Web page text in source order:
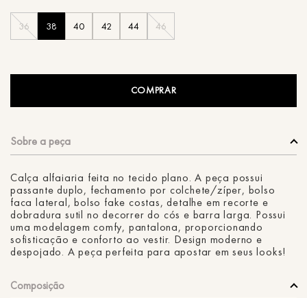
36 38 40 42 44 46
COMPRAR
Calça alfaiaria feita no tecido plano. A peça possui
passante duplo, fechamento por colchete/zíper, bolso
faca lateral, bolso fake costas, detalhe em recorte e
dobradura sutil no decorrer do cós e barra larga. Possui
uma modelagem comfy, pantalona, proporcionando
sofisticação e conforto ao vestir. Design moderno e
despojado. A peça perfeita para apostar em seus looks!
Composição